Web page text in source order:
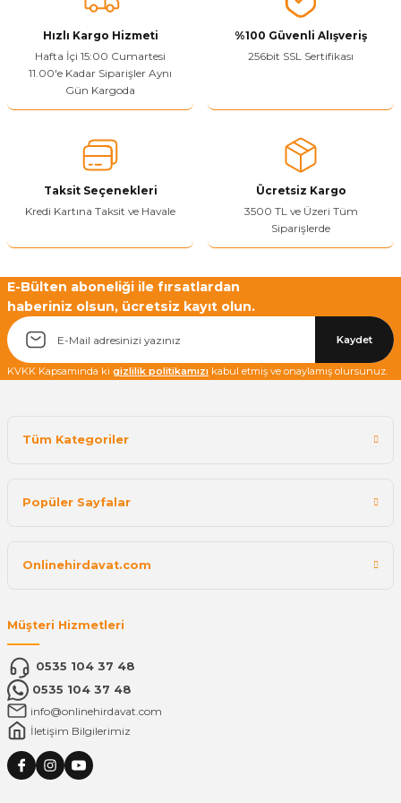
Ürün açıklamasında eksik bilgiler bulunuyor.
Sitenize Pek Güvenemedim
Ürün fiyatı diğer sitelerden daha pahalı.
Bu ürüne benzer farklı alternatifler olmalı.
Hızlı Kargo Hizmeti
Hafta İçi 15:00 Cumartesi
11.00'e Kadar Siparişler Aynı
Gün Kargoda
%100 Güvenli Alışveriş
256bit SSL Sertifikası
Taksit Seçenekleri
Kredi Kartına Taksit ve Havale
Ücretsiz Kargo
3500 TL ve Üzeri Tüm
Siparişlerde
E-Bülten aboneliği ile fırsatlardan
haberiniz olsun, ücretsiz kayıt olun.
Kaydet
KVKK Kapsamında ki gizlilik politikamızı kabul etmiş ve onaylamış olursunuz.
Tüm Kategoriler
Popüler Sayfalar
Onlinehirdavat.com
Müşteri Hizmetleri
0535 104 37 48
0535 104 37 48
info@onlinehirdavat.com
İletişim Bilgilerimiz